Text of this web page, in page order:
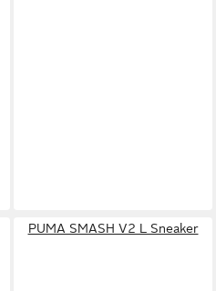
PUMA SMASH V2 L Sneaker